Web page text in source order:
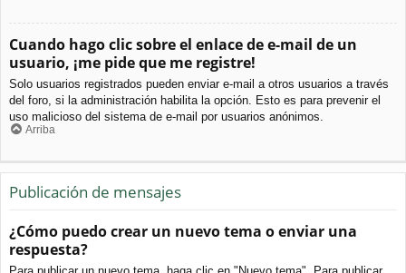
Cuando hago clic sobre el enlace de e-mail de un
usuario, ¡me pide que me registre!
Solo usuarios registrados pueden enviar e-mail a otros usuarios a través
del foro, si la administración habilita la opción. Esto es para prevenir el
uso malicioso del sistema de e-mail por usuarios anónimos.
Arriba
Publicación de mensajes
¿Cómo puedo crear un nuevo tema o enviar una
respuesta?